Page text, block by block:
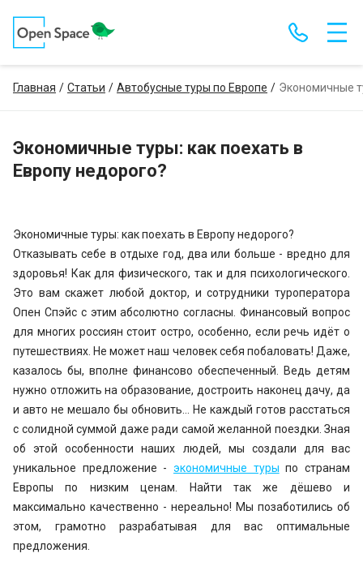
Главная Статьи Автобусные туры по Европе Экономичные
Экономичные туры: как поехать в
Европу недорого?
Экономичные туры: как поехать в Европу недорого?
Отказывать себе в отдыхе год, два или больше - вредно для
здоровья! Как для физического, так и для психологического.
Это вам скажет любой доктор, и сотрудники туроператора
Опен Спэйс с этим абсолютно согласны. Финансовый вопрос
для многих россиян стоит остро, особенно, если речь идёт о
путешествиях. Не может наш человек себя побаловать! Даже,
казалось бы, вполне финансово обеспеченный. Ведь детям
нужно отложить на образование, достроить наконец дачу, да
и авто не мешало бы обновить… Не каждый готов расстаться
с солидной суммой даже ради самой желанной поездки. Зная
об этой особенности наших людей, мы создали для вас
уникальное предложение - экономичные туры по странам
Европы по низким ценам. Найти так же дёшево и
максимально качественно - нереально! Мы позаботились об
этом, грамотно разрабатывая для вас оптимальные
предложения.